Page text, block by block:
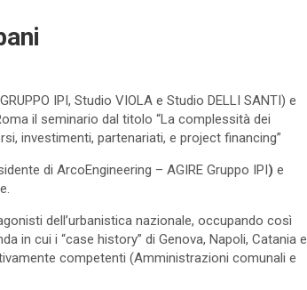
IPI, Studio VIOLA e Studio DELLI SANTI) e
il seminario dal titolo “La complessità dei
investimenti, partenariati, e project financing”
di ArcoEngineering – AGIRE Gruppo IPI) e
dell’urbanistica nazionale, occupando così
in cui i “case history” di Genova, Napoli, Catania e
competenti (Amministrazioni comunali e